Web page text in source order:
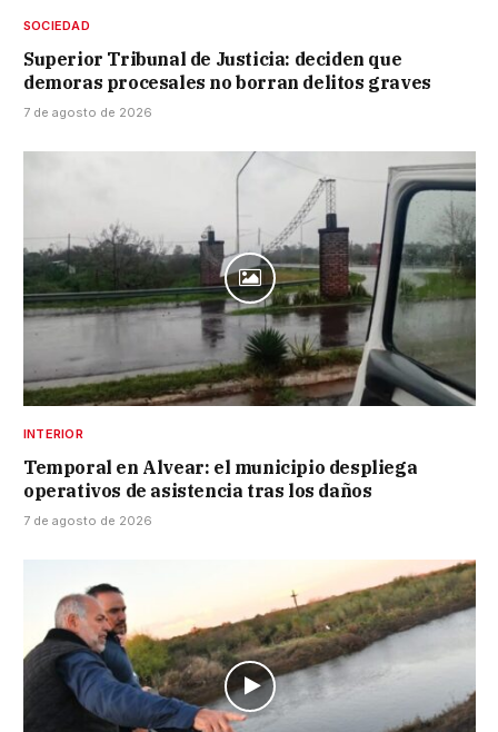
SOCIEDAD
Superior Tribunal de Justicia: deciden que
demoras procesales no borran delitos graves
7 de agosto de 2026
INTERIOR
Temporal en Alvear: el municipio despliega
operativos de asistencia tras los daños
7 de agosto de 2026